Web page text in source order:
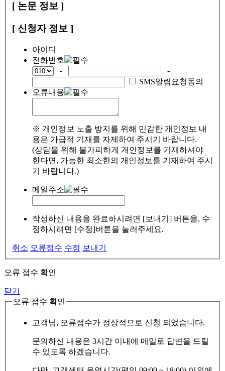
[ 논문 정보 ]
[ 신청자 정보 ]
아이디
전화번호
-
-
SMS알림요청동의
오류내용
※ 개인정보 노출 방지를 위해 민감한 개인정보 내
용은 가급적 기재를 자제하여 주시기 바랍니다.
(상담을 위해 불가피하게 개인정보를 기재하셔야
한다면, 가능한 최소한의 개인정보를 기재하여 주시
기 바랍니다.)
메일주소
작성하신 내용을 완료하시려면 [보내기] 버튼을, 수
정하시려면 [수정]버튼을 눌러주세요.
취소 오류접수 수정 보내기
오류 접수 확인
닫기
오류 접수 확인
고객님, 오류접수가 정상적으로 신청 되었습니다.
문의하신 내용은 3시간 이내에 메일로 답변을 드릴
수 있도록 하겠습니다.